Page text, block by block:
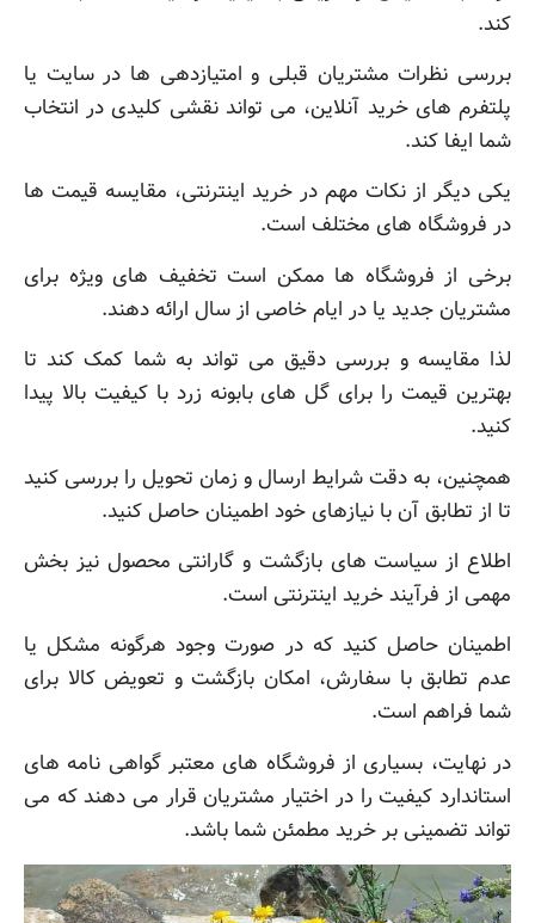
کند.
بررسی نظرات مشتریان قبلی و امتیازدهی ها در سایت یا
پلتفرم های خرید آنلاین، می تواند نقشی کلیدی در انتخاب
شما ایفا کند.
یکی دیگر از نکات مهم در خرید اینترنتی، مقایسه قیمت ها
در فروشگاه های مختلف است.
برخی از فروشگاه ها ممکن است تخفیف های ویژه برای
مشتریان جدید یا در ایام خاصی از سال ارائه دهند.
لذا مقایسه و بررسی دقیق می تواند به شما کمک کند تا
بهترین قیمت را برای گل های بابونه زرد با کیفیت بالا پیدا
کنید.
همچنین، به دقت شرایط ارسال و زمان تحویل را بررسی کنید
تا از تطابق آن با نیازهای خود اطمینان حاصل کنید.
اطلاع از سیاست های بازگشت و گارانتی محصول نیز بخش
مهمی از فرآیند خرید اینترنتی است.
اطمینان حاصل کنید که در صورت وجود هرگونه مشکل یا
عدم تطابق با سفارش، امکان بازگشت و تعویض کالا برای
شما فراهم است.
در نهایت، بسیاری از فروشگاه های معتبر گواهی نامه های
استاندارد کیفیت را در اختیار مشتریان قرار می دهند که می
تواند تضمینی بر خرید مطمئن شما باشد.